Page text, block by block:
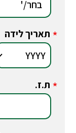
* תאריך לידה
* ת.ז.